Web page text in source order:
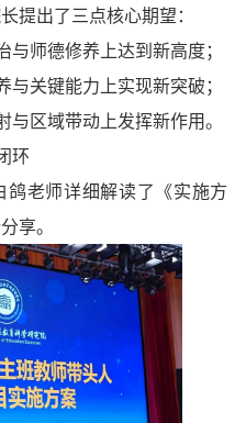
提出了三点核心期望：
与师德修养上达到新高度；
与关键能力上实现新突破；
与区域带动上发挥新作用。
环
老师详细解读了《实施方
享。